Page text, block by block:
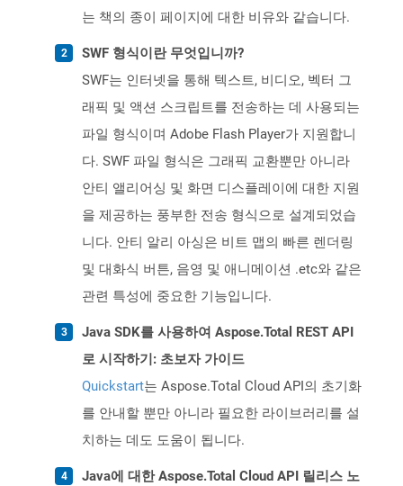
는 책의 종이 페이지에 대한 비유와 같습니다.
SWF 형식이란 무엇입니까?
SWF는 인터넷을 통해 텍스트, 비디오, 벡터 그
래픽 및 액션 스크립트를 전송하는 데 사용되는
파일 형식이며 Adobe Flash Player가 지원합니
다. SWF 파일 형식은 그래픽 교환뿐만 아니라
안티 앨리어싱 및 화면 디스플레이에 대한 지원
을 제공하는 풍부한 전송 형식으로 설계되었습
니다. 안티 알리 아싱은 비트 맵의 ​​빠른 렌더링
및 대화식 버튼, 음영 및 애니메이션 .etc와 같은
관련 특성에 중요한 기능입니다.
Java SDK를 사용하여 Aspose.Total REST API
로 시작하기: 초보자 가이드
Quickstart는 Aspose.Total Cloud API의 초기화
를 안내할 뿐만 아니라 필요한 라이브러리를 설
치하는 데도 도움이 됩니다.
Java에 대한 Aspose.Total Cloud API 릴리스 노